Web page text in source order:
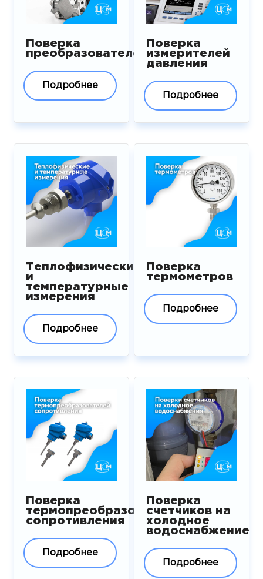
Поверка
преобразователей
Подробнее
Поверка
измерителей
давления
Подробнее
Теплофизические
и
температурные
измерения
Подробнее
Поверка
термометров
Подробнее
Поверка
термопреобразователей
сопротивления
Подробнее
Поверка
счетчиков на
холодное
водоснабжение
Подробнее